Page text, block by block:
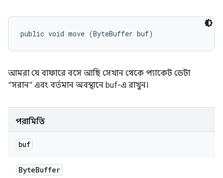
public void move (ByteBuffer buf)
আমরা যে বাফারে বসে আছি সেখান থেকে প্যাকেট ডেটা
"সরান" এবং বর্তমান অবস্থানে buf-এ রাখুন।
পরামিতি
buf
ByteBuffer